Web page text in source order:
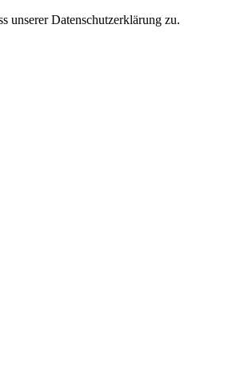
unserer Datenschutzerklärung zu.